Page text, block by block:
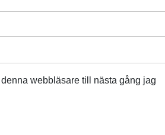
webbläsare till nästa gång jag